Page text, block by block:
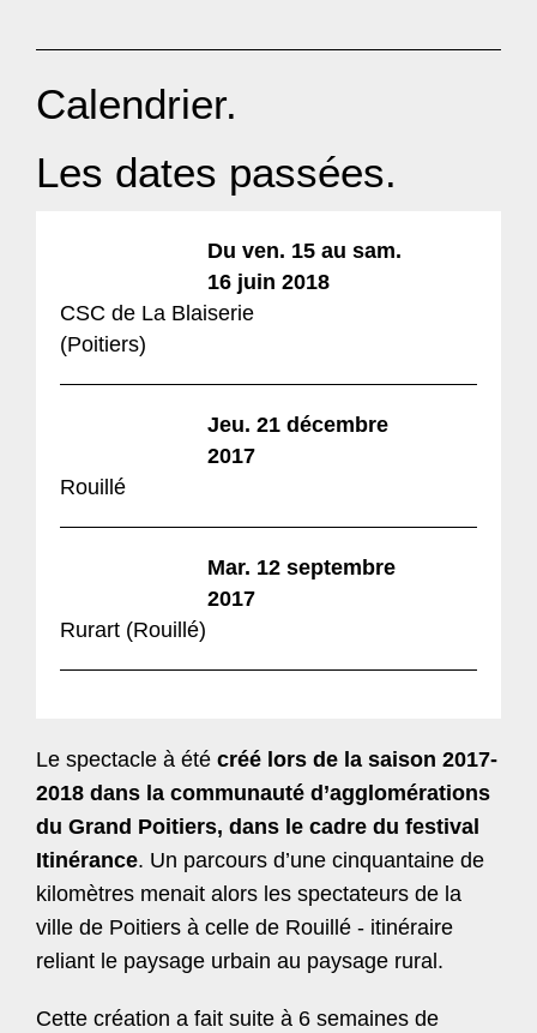
Calendrier.
Les dates passées.
Du ven. 15 au sam.
16 juin 2018
CSC de La Blaiserie
(Poitiers)
Jeu. 21 décembre
2017
Rouillé
Mar. 12 septembre
2017
Rurart (Rouillé)
Le spectacle à été créé lors de la saison 2017-
2018 dans la communauté d’agglomérations
du Grand Poitiers, dans le cadre du festival
Itinérance. Un parcours d’une cinquantaine de
kilomètres menait alors les spectateurs de la
ville de Poitiers à celle de Rouillé - itinéraire
reliant le paysage urbain au paysage rural.
Cette création a fait suite à 6 semaines de